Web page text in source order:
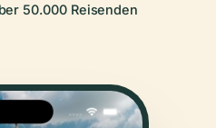
50.000 Reisenden